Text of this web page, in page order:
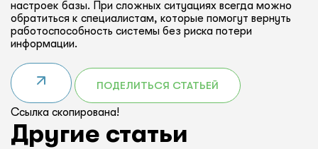
настроек базы. При сложных ситуациях всегда можно
обратиться к специалистам, которые помогут вернуть
работоспособность системы без риска потери
информации.
ПОДЕЛИТЬСЯ СТАТЬЕЙ
Ссылка скопирована!
Другие статьи